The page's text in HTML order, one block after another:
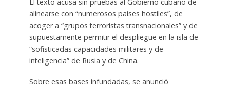
alinearse con “numerosos países hostiles”, de
acoger a “grupos terroristas transnacionales” y de
supuestamente permitir el despliegue en la isla de
“sofisticadas capacidades militares y de
inteligencia” de Rusia y de China.
Sobre esas bases infundadas, se anunció